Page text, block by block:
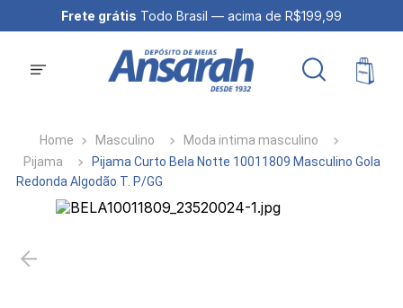
Frete grátis Todo Brasil — acima de R$199,99
Masculino
Moda intima masculino
Pijama
Pijama Curto Bela Notte 10011809 Masculino Gola
Redonda Algodão T. P/GG